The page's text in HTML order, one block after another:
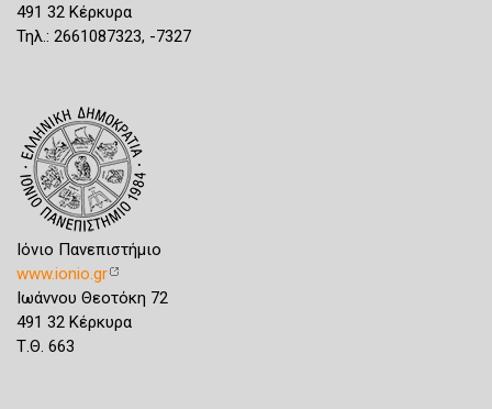
491 32 Κέρκυρα
Τηλ.: 2661087323, -7327
Ιόνιο Πανεπιστήμιο
www.ionio.gr
Ιωάννου Θεοτόκη 72
491 32 Κέρκυρα
Τ.Θ. 663